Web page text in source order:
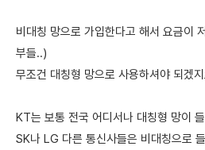
비대칭 망으로 가입한다고 해서 요금이
부들..)
무조건 대칭형 망으로 사용하셔야 되겠
KT는 보통 전국 어디서나 대칭형 망이
SK나 LG 다른 통신사들은 비대칭으로